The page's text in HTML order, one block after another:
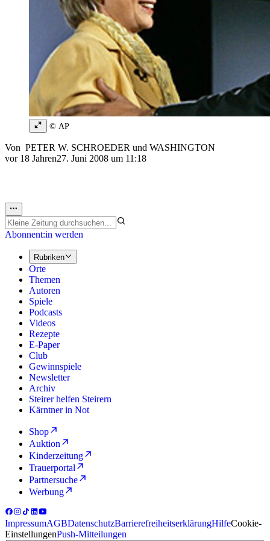
© AP
Von PETER W. SCHROEDER und WASHINGTON
vor 18 Jahren27. Juni 2008 um 11:18
Abonnent:in werden
Rubriken
Orte
Themen
Autoren
Spiele
Podcasts
Videos
Rezepte
E-Paper
Club
Gewinnspiele
Newsletter
Archiv
Steirer helfen Steirern
Kärntner in Not
Shop
Auktion
Kinderzeitung
Trauerportal
Partnersuche
Werbung
ImpressumAGBDatenschutzBarrierefreiheitserklärungHilfeCookie-
EinstellungenPush-Mitteilungen